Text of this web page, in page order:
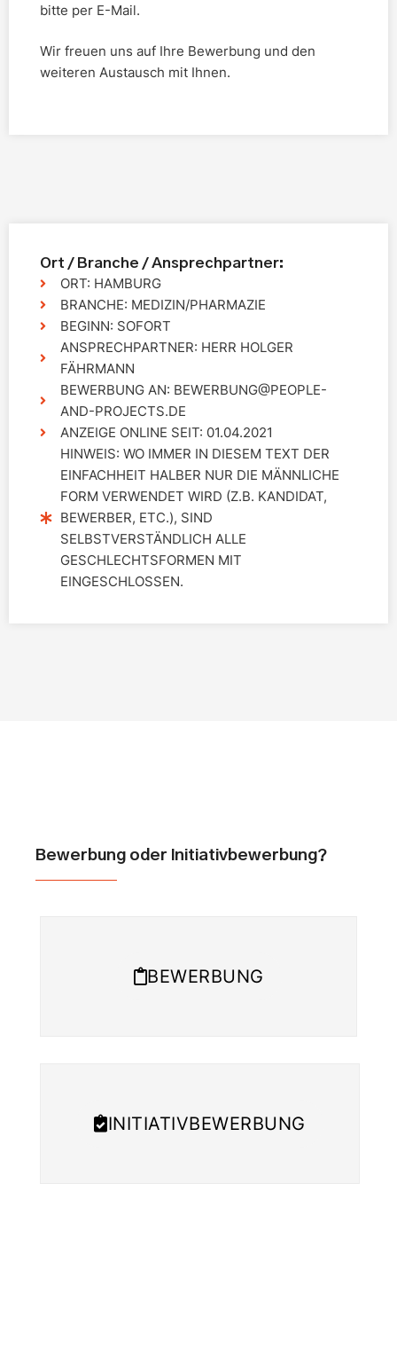
bitte per E-Mail.
Wir freuen uns auf Ihre Bewerbung und den
weiteren Austausch mit Ihnen.
Ort / Branche / Ansprechpartner:
ORT: HAMBURG
BRANCHE: MEDIZIN/PHARMAZIE
BEGINN: SOFORT
ANSPRECHPARTNER: HERR HOLGER
FÄHRMANN
BEWERBUNG AN: BEWERBUNG@PEOPLE-
AND-PROJECTS.DE
ANZEIGE ONLINE SEIT: 01.04.2021
HINWEIS: WO IMMER IN DIESEM TEXT DER
EINFACHHEIT HALBER NUR DIE MÄNNLICHE
FORM VERWENDET WIRD (Z.B. KANDIDAT,
BEWERBER, ETC.), SIND
SELBSTVERSTÄNDLICH ALLE
GESCHLECHTSFORMEN MIT
EINGESCHLOSSEN.
Bewerbung oder Initiativbewerbung?
BEWERBUNG
INITIATIVBEWERBUNG